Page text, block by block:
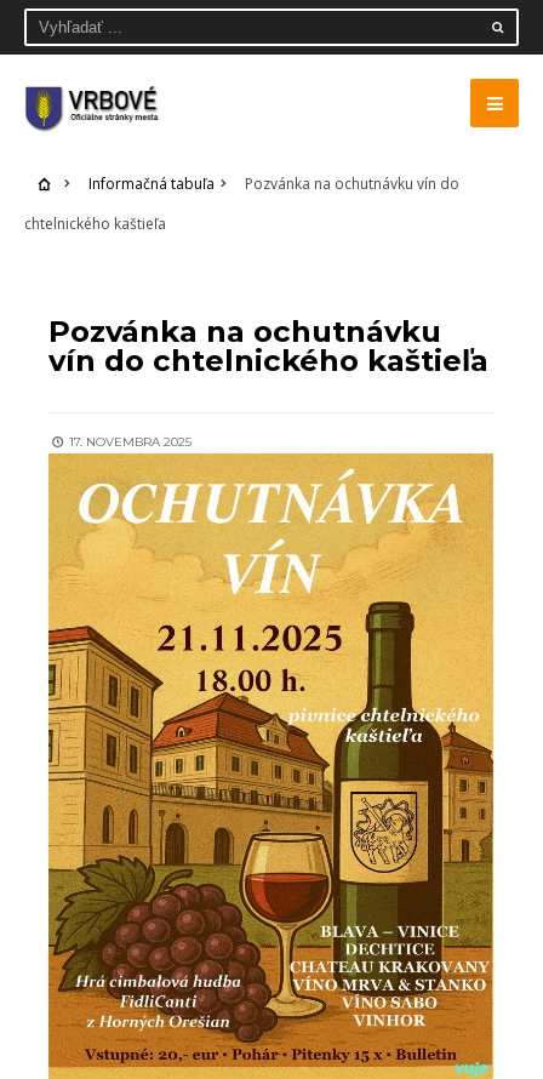
Informačná tabuľa
Pozvánka na ochutnávku vín do
chtelnického kaštieľa
Pozvánka na ochutnávku
vín do chtelnického kaštieľa
17. NOVEMBRA 2025